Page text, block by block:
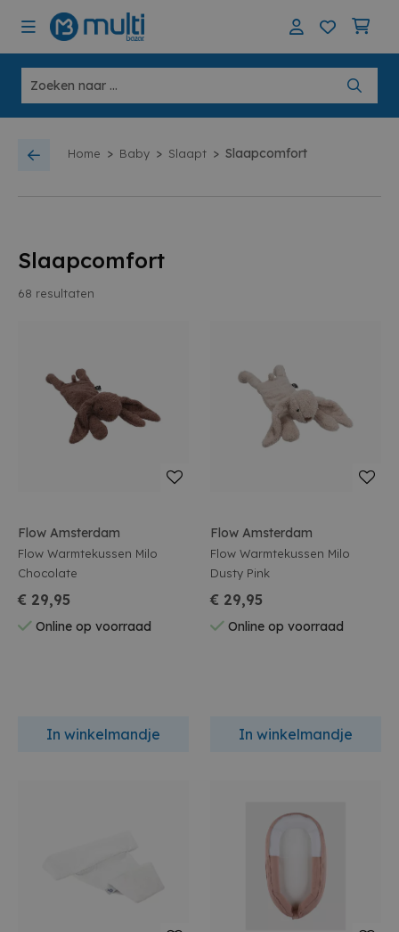
Home > Baby > Slaapt > Slaapcomfort
Slaapcomfort
68 resultaten
Flow Amsterdam
Flow Warmtekussen Milo
Chocolate
€ 29,95
Online op voorraad
In winkelmandje
Flow Amsterdam
Flow Warmtekussen Milo
Dusty Pink
€ 29,95
Online op voorraad
In winkelmandje